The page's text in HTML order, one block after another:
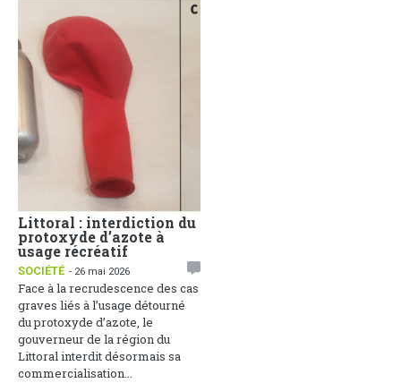
Littoral : interdiction du
protoxyde d’azote à
usage récréatif
SOCIÉTÉ - 26 mai 2026
Face à la recrudescence des cas
graves liés à l’usage détourné
du protoxyde d’azote, le
gouverneur de la région du
Littoral interdit désormais sa
commercialisation...